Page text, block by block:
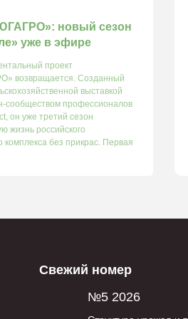
новый сезон
уже в эфире
проект
возвращается. Созданный
выставкой
профессионалов
он уже третий сезон
жизнь российского
без прикрас. Первая
Свежий номер
№5 2026